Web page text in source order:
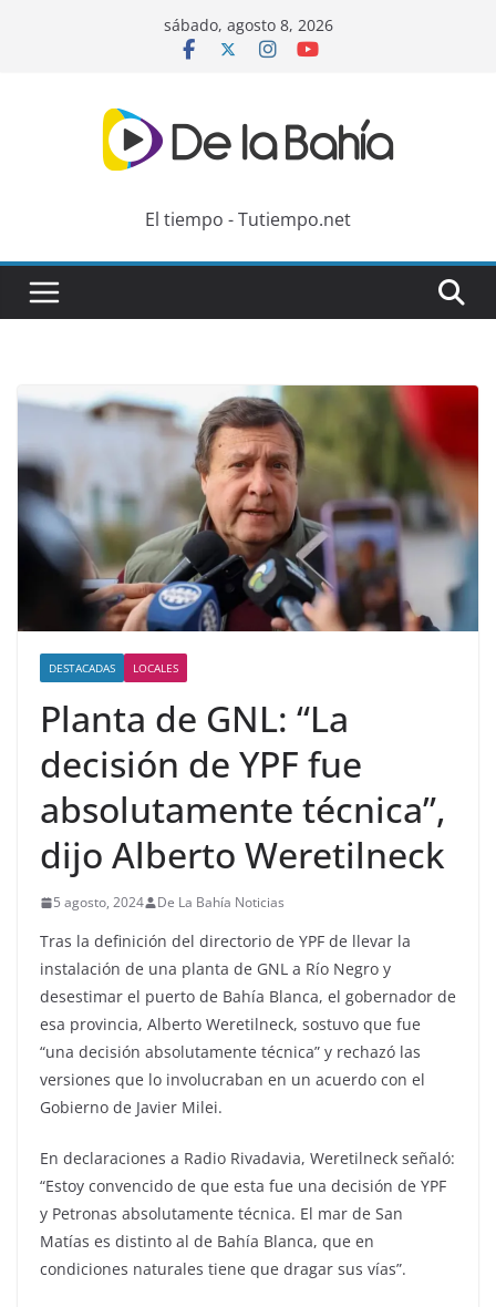
sábado, agosto 8, 2026
El tiempo - Tutiempo.net
DESTACADAS LOCALES
Planta de GNL: “La
decisión de YPF fue
absolutamente técnica”,
dijo Alberto Weretilneck
5 agosto, 2024 De La Bahía Noticias
Tras la definición del directorio de YPF de llevar la
instalación de una planta de GNL a Río Negro y
desestimar el puerto de Bahía Blanca, el gobernador de
esa provincia, Alberto Weretilneck, sostuvo que fue
“una decisión absolutamente técnica” y rechazó las
versiones que lo involucraban en un acuerdo con el
Gobierno de Javier Milei.
En declaraciones a Radio Rivadavia, Weretilneck señaló:
“Estoy convencido de que esta fue una decisión de YPF
y Petronas absolutamente técnica. El mar de San
Matías es distinto al de Bahía Blanca, que en
condiciones naturales tiene que dragar sus vías”.